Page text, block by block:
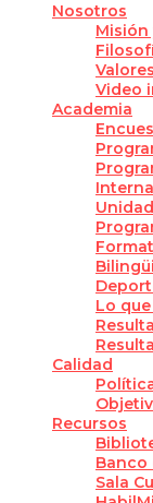
Nosotros
Misión
Video
Academia
Lo
Calidad
Recursos
Banco
Sala